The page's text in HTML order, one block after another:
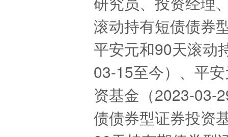
滚动持有短债债券
平安元和90天滚动
03-15至今）、平
资基金（2023-03-
债债券型证券投资